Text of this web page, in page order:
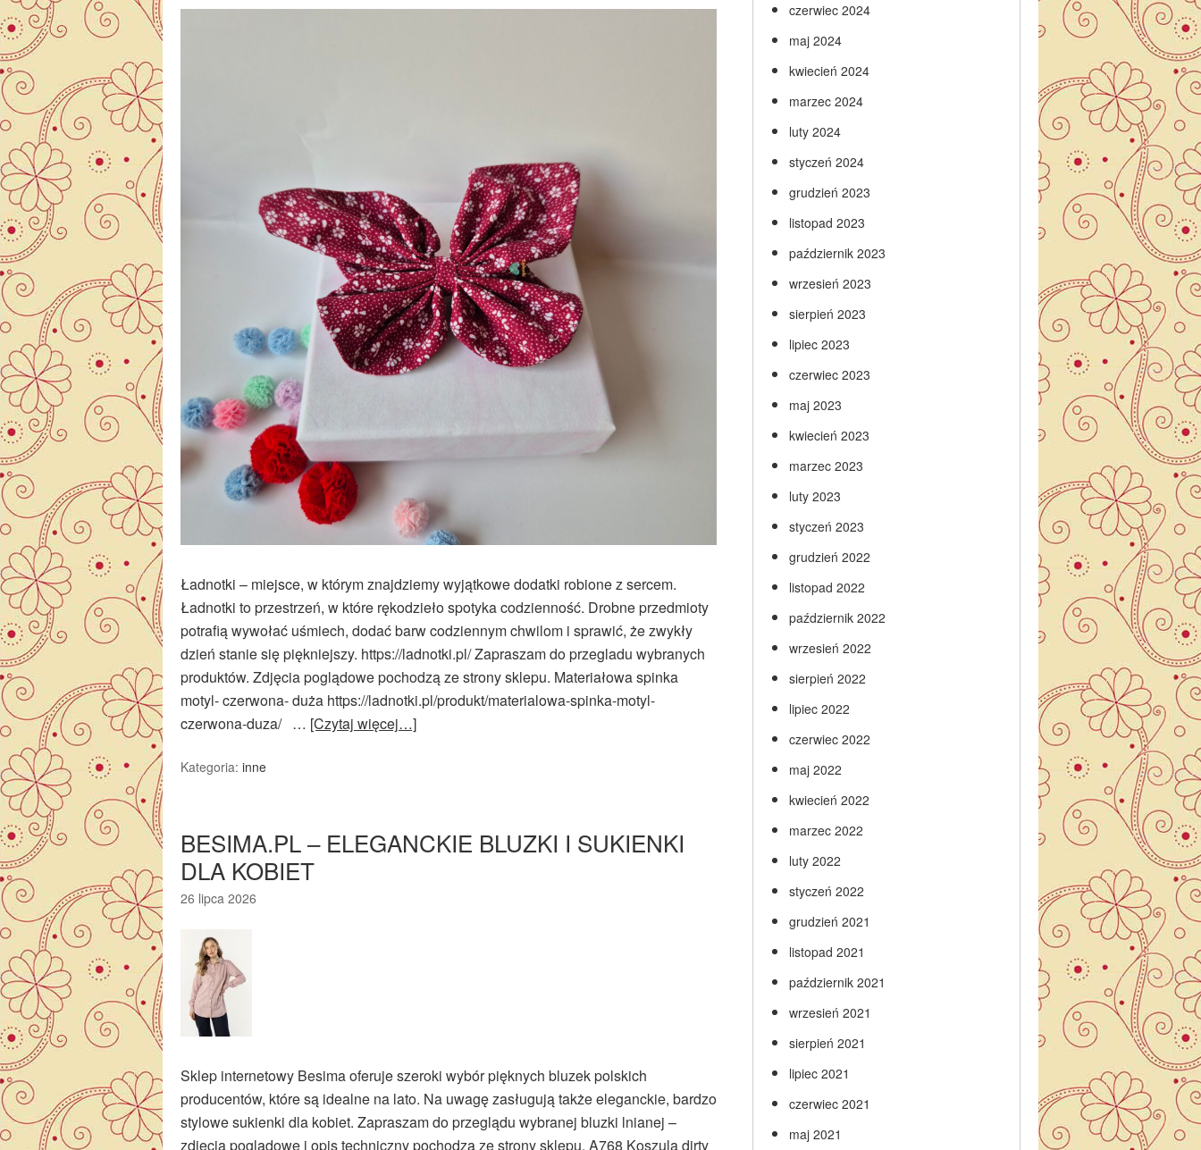
Ładnotki – miejsce, w którym znajdziemy wyjątkowe dodatki robione z sercem.
Ładnotki to przestrzeń, w które rękodzieło spotyka codzienność. Drobne przedmioty
potrafią wywołać uśmiech, dodać barw codziennym chwilom i sprawić, że zwykły
dzień stanie się piękniejszy. https://ladnotki.pl/ Zapraszam do przegladu wybranych
produktów. Zdjęcia poglądowe pochodzą ze strony sklepu. Materiałowa spinka
motyl- czerwona- duża https://ladnotki.pl/produkt/materialowa-spinka-motyl-
czerwona-duza/ … [Czytaj więcej…]
Kategoria: inne
BESIMA.PL – ELEGANCKIE BLUZKI I SUKIENKI
DLA KOBIET
26 lipca 2026
Sklep internetowy Besima oferuje szeroki wybór pięknych bluzek polskich
producentów, które są idealne na lato. Na uwagę zasługują także eleganckie, bardzo
stylowe sukienki dla kobiet. Zapraszam do przeglądu wybranej bluzki lnianej –
zdjęcia poglądowe i opis techniczny pochodzą ze strony sklepu. A768 Koszula dirty
czerwiec 2024
maj 2024
kwiecień 2024
marzec 2024
luty 2024
styczeń 2024
grudzień 2023
listopad 2023
październik 2023
wrzesień 2023
sierpień 2023
lipiec 2023
czerwiec 2023
maj 2023
kwiecień 2023
marzec 2023
luty 2023
styczeń 2023
grudzień 2022
listopad 2022
październik 2022
wrzesień 2022
sierpień 2022
lipiec 2022
czerwiec 2022
maj 2022
kwiecień 2022
marzec 2022
luty 2022
styczeń 2022
grudzień 2021
listopad 2021
październik 2021
wrzesień 2021
sierpień 2021
lipiec 2021
czerwiec 2021
maj 2021